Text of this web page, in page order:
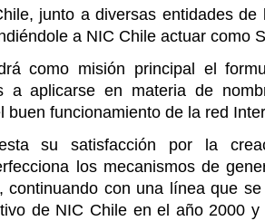
junto a diversas entidades de
a NIC Chile actuar como
como misión principal el
a aplicarse en materia de
buen funcionamiento de la red
su satisfacción por la
los mecanismos de
continuando con una línea que
de NIC Chile en el año 2000 y